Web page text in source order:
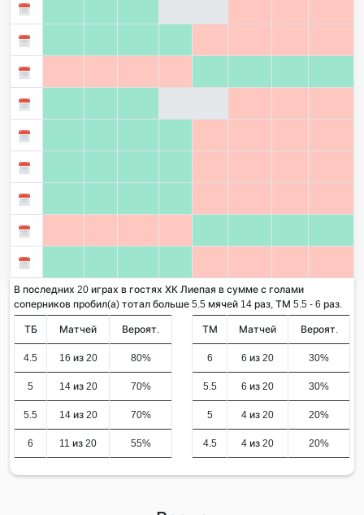
В последних 20 играх в гостях ХК Лиепая в сумме с голами
соперников пробил(а) тотал больше 5.5 мячей 14 раз, ТМ 5.5 - 6 раз.
ТБ Матчей Вероят.
4.5 16 из 20 80%
5 14 из 20 70%
5.5 14 из 20 70%
6 11 из 20 55%
ТМ Матчей Вероят.
6 6 из 20 30%
5.5 6 из 20 30%
5 4 из 20 20%
4.5 4 из 20 20%